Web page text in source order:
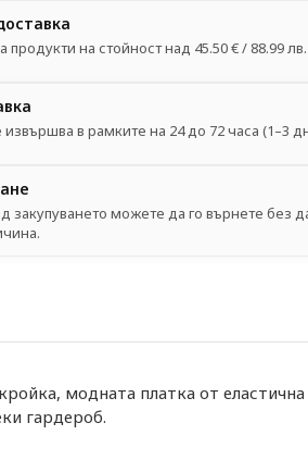
продукти на стойност над 45.50 € / 88.99 лв.
извършва в рамките на 24 до 72 часа (1–3
закупуването можете да го върнете без
модната платка от
гардероб.